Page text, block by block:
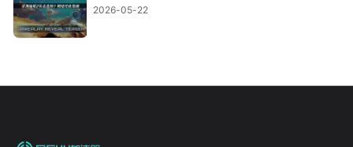
2026-05-22